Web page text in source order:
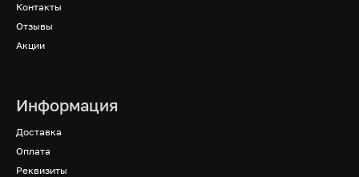
Контакты
Отзывы
Акции
Информация
Доставка
Оплата
Реквизиты